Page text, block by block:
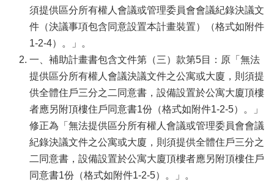
須提供區分所有權人會議或管理委員會會議紀錄決議文
件（決議事項包含同意設置本計畫裝置）（格式如附件
1-2-4）。」。
一、補助計畫書包含文件第（三）款第5目：原「無法
提供區分所有權人會議決議文件之公寓或大廈，則須提
供全體住戶三分之二同意書，設備設置於公寓大廈頂樓
者應另附頂樓住戶同意書1份（格式如附件1-2-5）。」
修正為「無法提供區分所有權人會議或管理委員會會議
紀錄決議文件之公寓或大廈，則須提供全體住戶三分之
二同意書，設備設置於公寓大廈頂樓者應另附頂樓住戶
同意書1份（格式如附件1-2-5）。」。